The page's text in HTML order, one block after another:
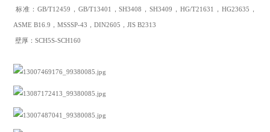
标准：GB/T12459，GB/T13401，SH3408，SH3409，HG/T21631，HG23635，
ASME B16.9，MSSSP-43，DIN2605，JIS B2313
壁厚：SCH5S-SCH160